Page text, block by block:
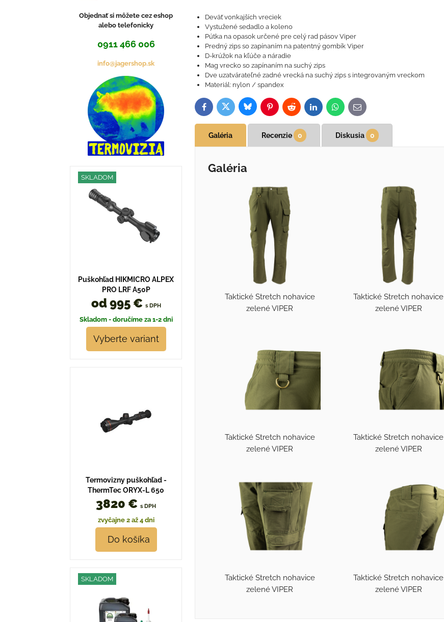
Deväť vonkajších vreciek
Vystužené sedadlo a koleno
Pútka na opasok určené pre celý rad pásov Viper
Predný zips so zapínaním na patentný gombík Viper
D-krúžok na kľúče a náradie
Mag vrecko so zapínaním na suchý zips
Dve uzatvárateľné zadné vrecká na suchý zips s integrovaným vreckom
Materiál: nylon / spandex
FacebookTwitterBlueskyPinterestReddit LinkedInWhatsApp
E-
mail
Galéria Recenzie 0 Diskusia 0
Galéria
Taktické Stretch nohavice
zelené VIPER
Taktické Stretch nohavice
zelené VIPER
Taktické Stretch nohavice
zelené VIPER
Taktické Stretch nohavice
zelené VIPER
Taktické Stretch nohavice
zelené VIPER
Taktické Stretch nohavice
zelené VIPER
Objednať si môžete cez eshop
alebo telefonicky
0911 466 006
info@jagershop.sk
SKLADOM
Puškohľad HIKMICRO ALPEX
PRO LRF A50P
od 995 € s DPH
Skladom - doručíme za 1-2 dni
Vyberte variant
Termovizny puškohľad -
ThermTec ORYX-L 650
3820 € s DPH
zvyčajne 2 až 4 dni
Do košíka
SKLADOM